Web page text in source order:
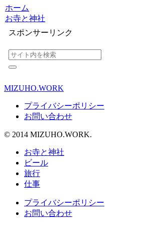
ホーム
お寺と神社
スポンサーリンク
MIZUHO.WORK
プライバシーポリシー
お問い合わせ
© 2014 MIZUHO.WORK.
お寺と神社
ビール
旅行
仕事
プライバシーポリシー
お問い合わせ